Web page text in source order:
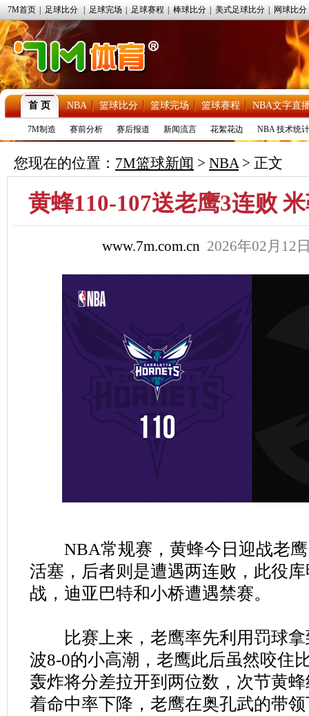
7M首页 足球比分 足球完场 足球赛程 棒球比分 美式足球比分 网球比分
首 页 NBA 篮球比分 篮球完场 篮球赛程 NBA文字直
7M制造 赛前分析 赛后报道 新闻流言 花絮花边 NBA 技术统计
您现在的位置： 7M篮球新闻 > NBA> 正文
黄蜂110-107送老鹰3连败
www.7m.com.cn 2026年02月12
NBA常规赛，黄蜂今日迎战老鹰
活塞，后者则是遭遇两连败，此役
战，迪亚巴特和小桥遭遇禁赛。
比赛上来，老鹰率先利用罚球拿
波8-0的小高潮，老鹰此后虽然咬住
轰炸将分差拉开到两位数，次节黄
着命中率下降，老鹰在奥孔武的带